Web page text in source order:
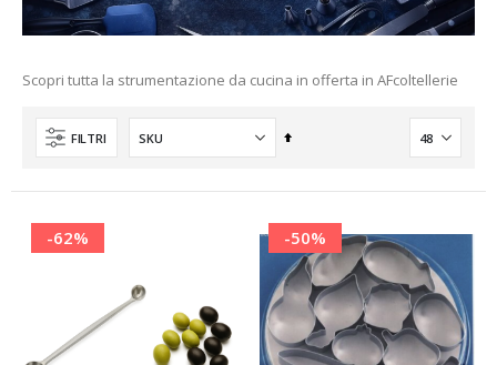
Scopri tutta la strumentazione da cucina in offerta in AFcoltellerie
FILTRI
Imposta
-62% -50%